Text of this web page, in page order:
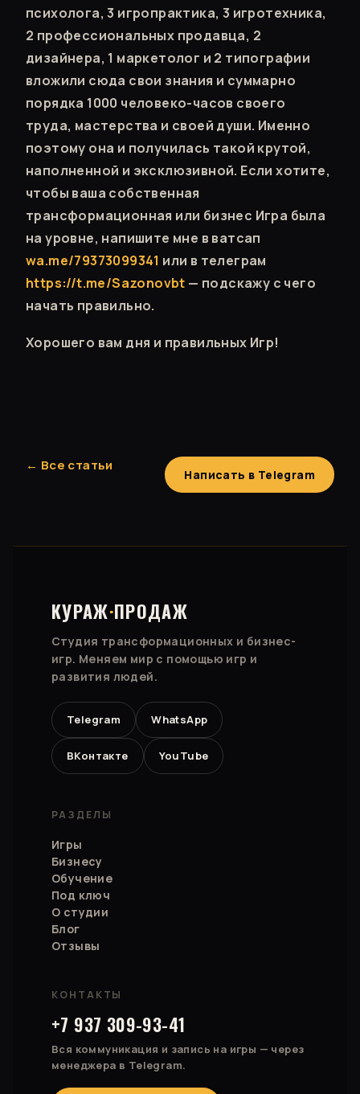
психолога, 3 игропрактика, 3 игротехника,
2 профессиональных продавца, 2
дизайнера, 1 маркетолог и 2 типографии
вложили сюда свои знания и суммарно
порядка 1000 человеко-часов своего
труда, мастерства и своей души. Именно
поэтому она и получилась такой крутой,
наполненной и эксклюзивной. Если хотите,
чтобы ваша собственная
трансформационная или бизнес Игра была
на уровне, напишите мне в ватсап
wa.me/79373099341 или в телеграм
https://t.me/Sazonovbt — подскажу с чего
начать правильно.
Хорошего вам дня и правильных Игр!
← Все статьи
Написать в Telegram
КУРАЖ·ПРОДАЖ
Студия трансформационных и бизнес-
игр. Меняем мир с помощью игр и
развития людей.
Telegram WhatsApp
ВКонтакте YouTube
РАЗДЕЛЫ
Игры
Бизнесу
Обучение
Под ключ
О студии
Блог
Отзывы
КОНТАКТЫ
+7 937 309-93-41
Вся коммуникация и запись на игры — через
менеджера в Telegram.